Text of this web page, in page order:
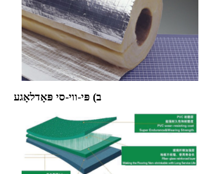
ב) פּי-ווי-סי פּאָדלאָגע